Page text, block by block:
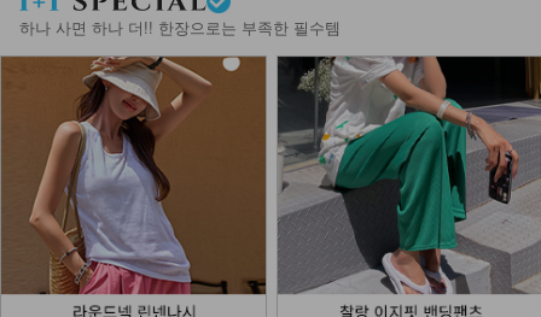
하나 사면 하나 더!! 한장으로는 부족한 필수템